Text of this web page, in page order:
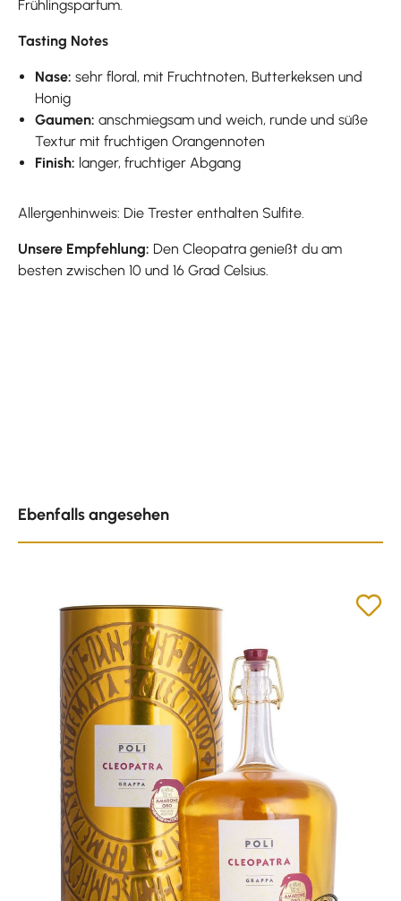
Frühlingsparfum.
Tasting Notes
Nase:sehr floral, mit Fruchtnoten, Butterkeksen und
Honig
Gaumen: anschmiegsam und weich, runde und süße
Textur mit fruchtigen Orangennoten
Finish: langer, fruchtiger Abgang
Allergenhinweis: Die Trester enthalten Sulfite.
Unsere Empfehlung: Den Cleopatra genießt du am
besten zwischen 10 und 16 Grad Celsius.
Ebenfalls angesehen